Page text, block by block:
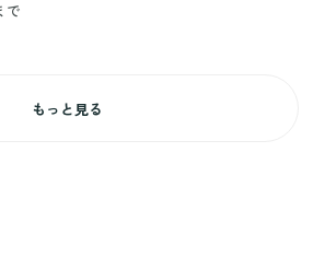
で
もっと見る